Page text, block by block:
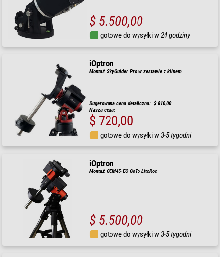
$ 5.500,00
gotowe do wysyłki w24 godziny
iOptron
Montaż SkyGuider Pro w zestawie z klinem
Sugerowana cena detaliczna: $ 810,00
Nasza cena:
$ 720,00
gotowe do wysyłki w3-5 tygodni
iOptron
Montaż GEM45-EC GoTo LiteRoc
$ 5.500,00
gotowe do wysyłki w3-5 tygodni